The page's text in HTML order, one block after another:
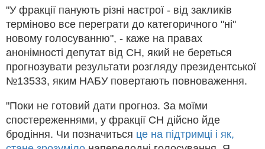
"У фракції панують різні настрої - від закликів
терміново все переграти до категоричного "ні"
новому голосуванню", - каже на правах
анонімності депутат від СН, який не береться
прогнозувати результати розгляду президентської
№13533, яким НАБУ повертають повноваження.
"Поки не готовий дати прогноз. За моїми
спостереженнями, у фракції СН дійсно йде
бродіння. Чи позначиться це на підтримці і як,